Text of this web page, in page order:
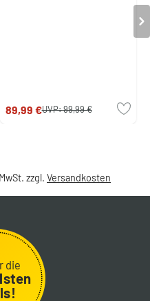
89,99 €UVP:99,99 €
zzgl. Versandkosten
die